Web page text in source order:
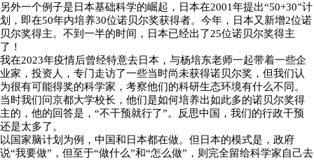
另外一个例子是日本基础科学的崛起，日本在2001年提出“50+30”计
划，即在50年内培养30位诺贝尔奖获得者。今年，日本又新增2位诺
贝尔奖得主。不到一半的时间，日本已经出了25位诺贝尔奖得主
了！
我在2023年疫情后曾经特意去日本，与杨培东老师一起带着一些企
业家，投资人，专门走访了一些当时尚未获得诺贝尔奖，但我们认
为很有可能得奖的科学家，考察他们的科研生态环境有什么不同。
当时我们问京都大学校长，他们是如何培养出如此多的诺贝尔奖得
主的，他的回答是，“不干预就行了”。反思中国，我们的行政干预
还是太多了。
以国家脑计划为例，中国和日本都在做。但日本的模式是，政府
说“我要做”，但至于“做什么”和“怎么做”，则完全留给科学家自己去